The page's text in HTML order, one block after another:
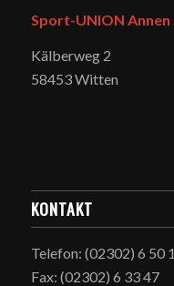
Sport-UNION Annen
Kälberweg 2
58453 Witten
KONTAKT
Telefon: (02302) 6 50
Fax: (02302) 6 33 47